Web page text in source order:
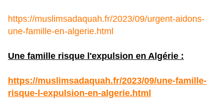
https://muslimsadaquah.fr/2023/09/urgent-aidons-
une-famille-en-algerie.html
Une famille risque l'expulsion en Algérie :
https://muslimsadaquah.fr/2023/09/une-famille-
risque-l-expulsion-en-algerie.html